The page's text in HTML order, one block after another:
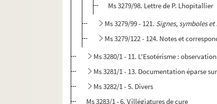
Ms 3279/98. Lettre de P. Lhopitallier
Ms 3279/99 - 121. Signes, symboles
Ms 3279/122 - 124. Notes et
Ms 3280/1 - 11. L'Esotérisme :
Ms 3281/1 - 13. Documentation éparse
Ms 3282/1 - 5. Divers
Ms 3283/1 - 6. Villégiatures de cure